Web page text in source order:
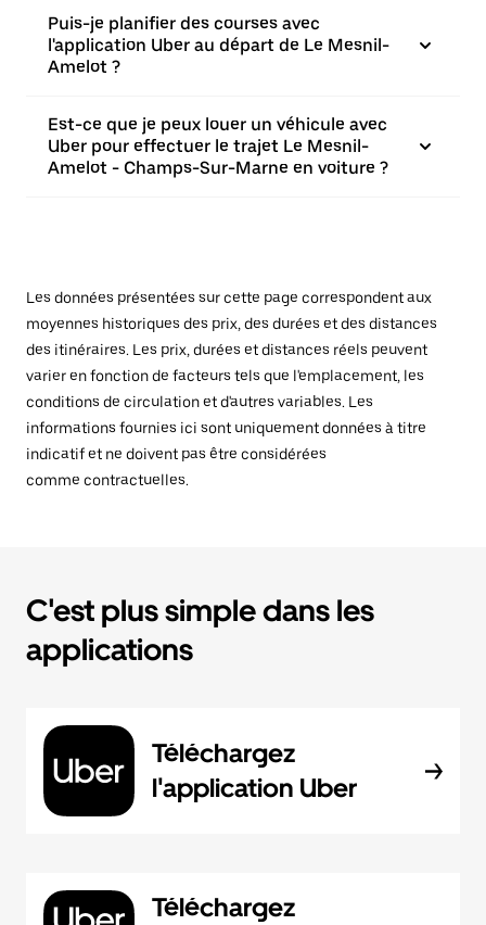
Puis-je planifier des courses avec
l'application Uber au départ de Le Mesnil-
Amelot ?
Est-ce que je peux louer un véhicule avec
Uber pour effectuer le trajet Le Mesnil-
Amelot - Champs-Sur-Marne en voiture ?
Les données présentées sur cette page correspondent aux
moyennes historiques des prix, des durées et des distances
des itinéraires. Les prix, durées et distances réels peuvent
varier en fonction de facteurs tels que l'emplacement, les
conditions de circulation et d'autres variables. Les
informations fournies ici sont uniquement données à titre
indicatif et ne doivent pas être considérées
comme contractuelles.
C'est plus simple dans les
applications
Téléchargez
l'application Uber
Téléchargez